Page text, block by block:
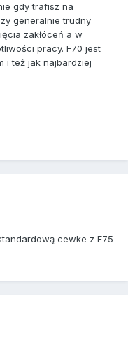
gdy trafisz na
generalnie trudny
zakłóceń a w
pracy. F70 jest
i też jak najbardziej
cewke z F75